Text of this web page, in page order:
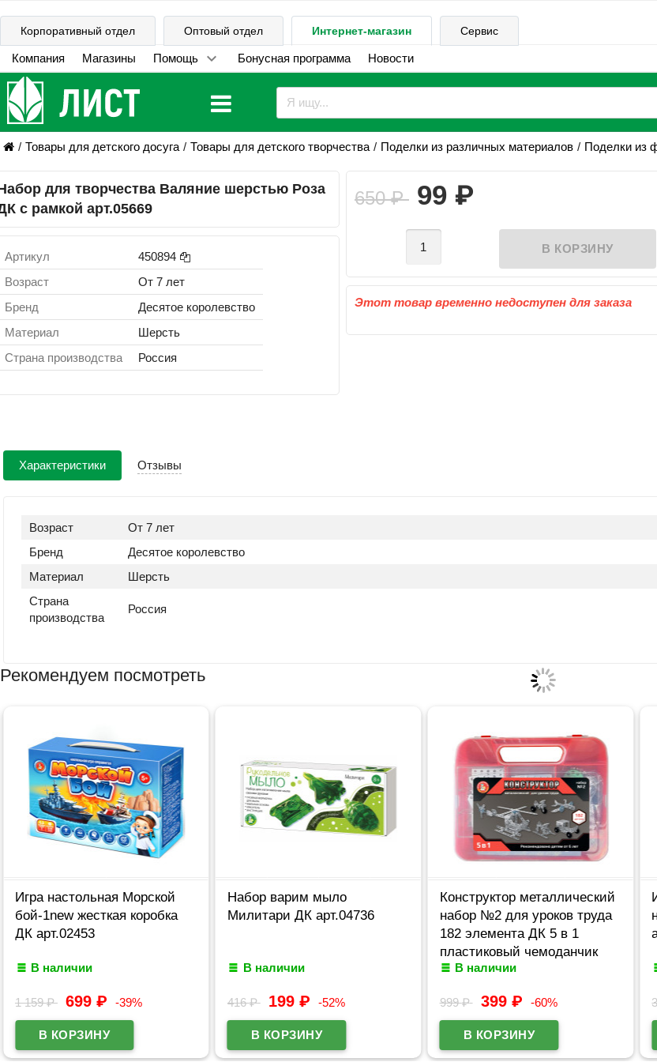
Корпоративный отдел Оптовый отдел Интернет-магазин Сервис
Компания Магазины Помощь Бонусная программа Новости
Товары для детского досуга Товары для детского творчества Поделки из различных материалов Поделки из
для творчества Валяние шерстью Роза
с рамкой арт.05669
Артикул
450894
Возраст
От 7 лет
Бренд
Десятое королевство
Материал
Шерсть
Страна производства
Россия
650₽ 99 ₽
Этот товар временно недоступен для заказа
Характеристики Отзывы
Возраст
От 7 лет
Бренд
Десятое королевство
Материал
Шерсть
Страна
производства
Россия
Рекомендуем посмотреть
Игра настольная Морской
бой-1new жесткая коробка
ДК арт.02453
В наличии
1 159₽ 699 ₽ -39%
Набор варим мыло
Милитари ДК арт.04736
В наличии
416₽ 199 ₽ -52%
Конструктор металлический
набор №2 для уроков труда
182 элемента ДК 5 в 1
пластиковый чемоданчик
арт.02455
В наличии
999₽ 399 ₽ -60%